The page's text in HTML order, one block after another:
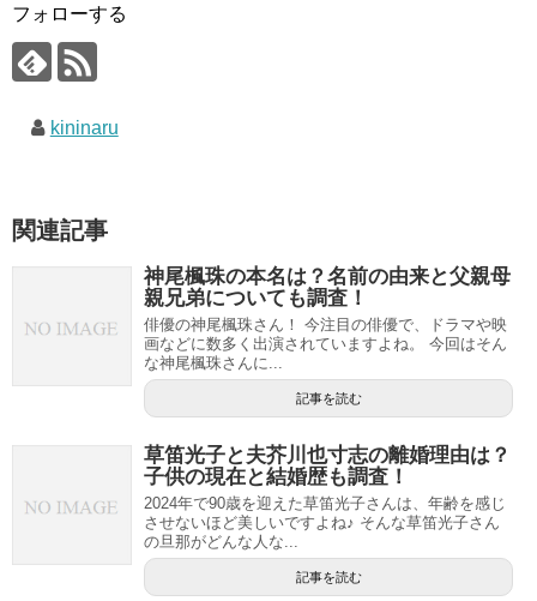
フォローする
kininaru
関連記事
神尾楓珠の本名は？名前の由来と父親母
親兄弟についても調査！
俳優の神尾楓珠さん！ 今注目の俳優で、ドラマや映
画などに数多く出演されていますよね。 今回はそん
な神尾楓珠さんに...
記事を読む
草笛光子と夫芥川也寸志の離婚理由は？
子供の現在と結婚歴も調査！
2024年で90歳を迎えた草笛光子さんは、年齢を感じ
させないほど美しいですよね♪ そんな草笛光子さん
の旦那がどんな人な...
記事を読む